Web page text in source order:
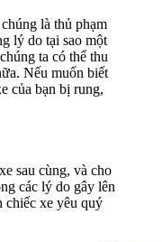
là thủ phạm
lý do tại sao một
ta có thể thu
Nếu muốn biết
của bạn bị rung,
sau cùng, và cho
các lý do gây lên
chiếc xe yêu quý